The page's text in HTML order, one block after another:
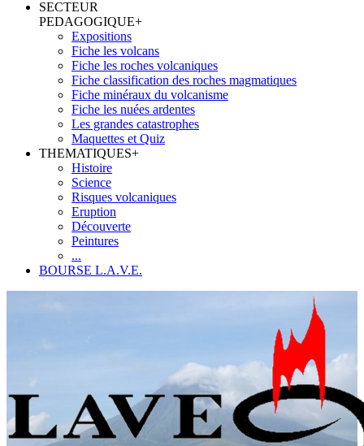
SECTEUR
PEDAGOGIQUE+
Expositions
Fiche les volcans
Fiche les roches volcaniques
Fiche classification des roches magmatiques
Fiche minéraux du volcanisme
Fiche les nuées ardentes
Les grandes catastrophes
Maquettes et Quiz
THEMATIQUES+
Histoire
Science
Risques volcaniques
Eruption
Découverte
Peintures
...
BOURSE L.A.V.E.